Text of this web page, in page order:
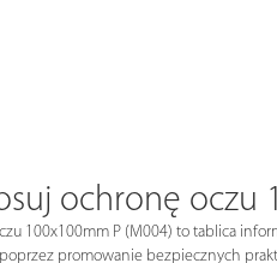
ochronę oczu
100x100mm P (M004) to tablica
promowanie bezpiecznych